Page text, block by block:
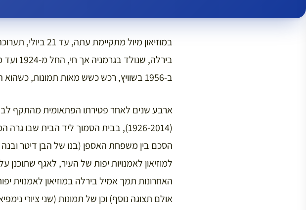
במוזיאון מיול
ב-1956 בשוויץ, רכש כשש מאות תמונות, כשהוא הולך ומגביר את קצב הרכישה עד יום מותו.
(1926-2014), בבית הסמוך ליד הבית
הסכם בין משפחת האספן (בנו של הבן דיטר
למוזיאון לאמנויות יפות של העיר, לאגף שתוכנן
האחרונות תמך אמיל בירלה במוזיאון לאמנוית
אולם תצוגה נוסף) וכן של תמונות (שני ציורי